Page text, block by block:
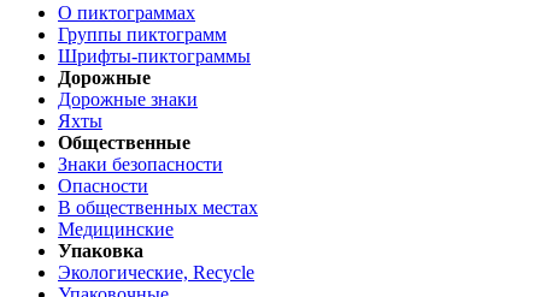
О пиктограммах
Группы пиктограмм
Шрифты-пиктограммы
Дорожные
Дорожные знаки
Яхты
Общественные
Знаки безопасности
Опасности
В общественных местах
Медицинские
Упаковка
Экологические, Recycle